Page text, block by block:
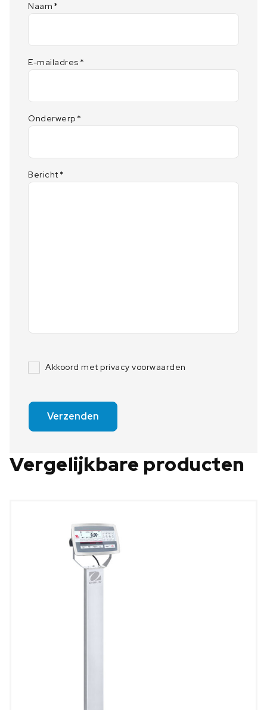
Naam *
E-mailadres *
Onderwerp *
Bericht *
Akkoord met privacy voorwaarden
Verzenden
Vergelijkbare producten